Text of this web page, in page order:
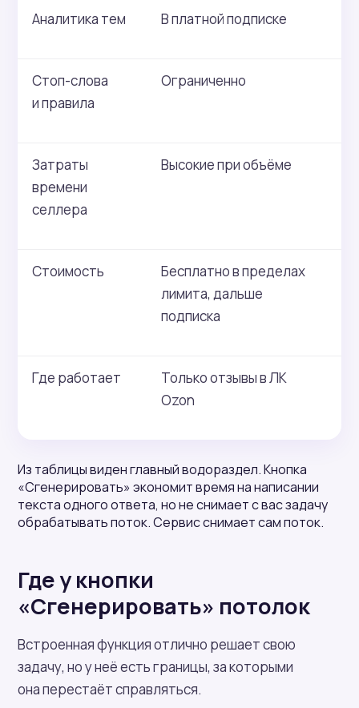
Аналитика тем В платной подписке
Стоп-слова
и правила
Ограниченно
Затраты
времени
селлера
Высокие при объёме
Стоимость
Бесплатно в пределах
лимита, дальше
подписка
Где работает
Только отзывы в ЛК
Ozon
Из таблицы виден главный водораздел. Кнопка
«Сгенерировать» экономит время на написании
текста одного ответа, но не снимает с вас задачу
обрабатывать поток. Сервис снимает сам поток.
Где у кнопки
«Сгенерировать» потолок
Встроенная функция отлично решает свою
задачу, но у неё есть границы, за которыми
она перестаёт справляться.